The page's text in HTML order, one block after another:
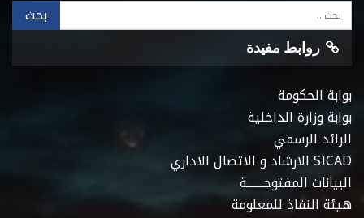
روابط مفيدة
بوابة الحكومة
بوابة وزارة الداخلية
الرائد الرسمي
SICAD الارشاد و الاتصال الاداري
البيانات المفتوحـــــــة
هيئة النفاذ للمعلومة